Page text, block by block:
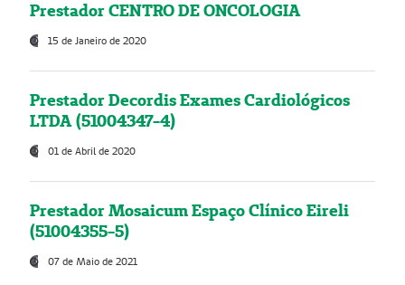
Prestador CENTRO DE ONCOLOGIA
15 de Janeiro de 2020
Prestador Decordis Exames Cardiológicos
LTDA (51004347-4)
01 de Abril de 2020
Prestador Mosaicum Espaço Clínico Eireli
(51004355-5)
07 de Maio de 2021